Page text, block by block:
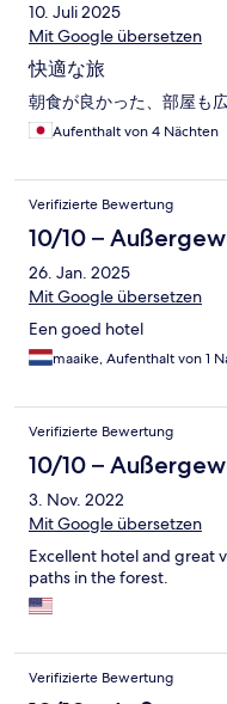
10. Juli 2025
Mit Google übersetzen
快適な旅
朝食が良かった、部屋も
Aufenthalt von 4 Nächten
Verifizierte Bewertung
10/10 –
26. Jan. 2025
Mit Google übersetzen
Een goed hotel
maaike, Aufenthalt von 1
Verifizierte Bewertung
10/10 –
3. Nov. 2022
Mit Google übersetzen
Excellent hotel and great
paths in the forest.
Verifizierte Bewertung